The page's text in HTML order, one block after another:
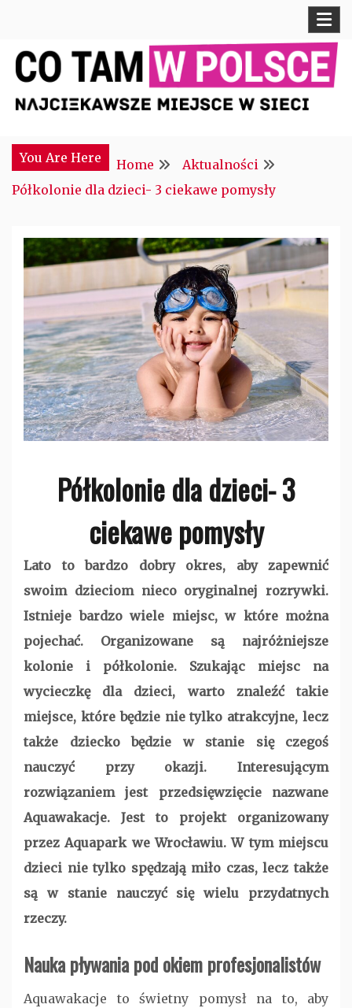
content
CTM POLONIA
You Are Here
Home
Aktualności
Półkolonie dla dzieci- 3 ciekawe pomysły
Półkolonie dla dzieci- 3
ciekawe pomysły
Lato to bardzo dobry okres, aby zapewnić
swoim dzieciom nieco oryginalnej rozrywki.
Istnieje bardzo wiele miejsc, w które można
pojechać. Organizowane są najróżniejsze
kolonie i półkolonie. Szukając miejsc na
wycieczkę dla dzieci, warto znaleźć takie
miejsce, które będzie nie tylko atrakcyjne, lecz
także dziecko będzie w stanie się czegoś
nauczyć przy okazji. Interesującym
rozwiązaniem jest przedsięwzięcie nazwane
Aquawakacje. Jest to projekt organizowany
przez Aquapark we Wrocławiu. W tym miejscu
dzieci nie tylko spędzają miło czas, lecz także
są w stanie nauczyć się wielu przydatnych
rzeczy.
Nauka pływania pod okiem profesjonalistów
Aquawakacje to świetny pomysł na to, aby